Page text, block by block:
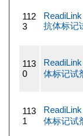
112
3
抗体标记
113
0
体标记试
113
1
体标记试